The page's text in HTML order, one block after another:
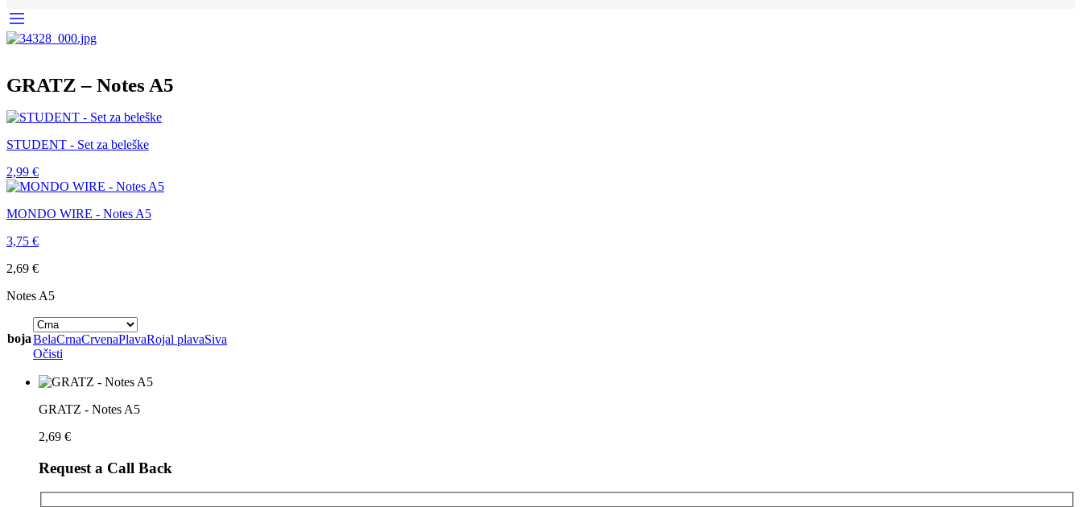
GRATZ – Notes A5
STUDENT - Set za beleške
2,99 €
MONDO WIRE - Notes A5
3,75 €
2,69 €
Notes A5
bojaBelaCrnaCrvenaPlavaRojal plavaSiva
Očisti
GRATZ - Notes A5
2,69 €
Request a Call Back